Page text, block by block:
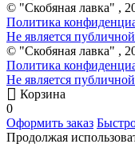
© "Скобяная лавка" ,
Политика
Не является
© "Скобяная лавка" ,
Политика
Не является
Корзина
0
Оформить заказ
Продолжая